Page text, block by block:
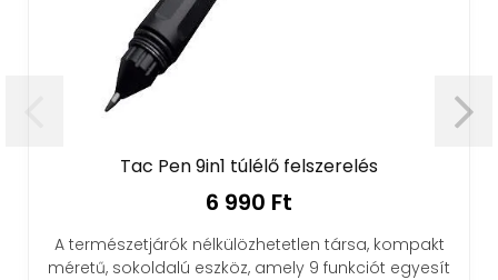
Tac Pen 9in1 túlélő felszerelés
nélkülözhetetlen társa, kompakt
sokoldalú eszköz, amely 9 funkciót egyesít